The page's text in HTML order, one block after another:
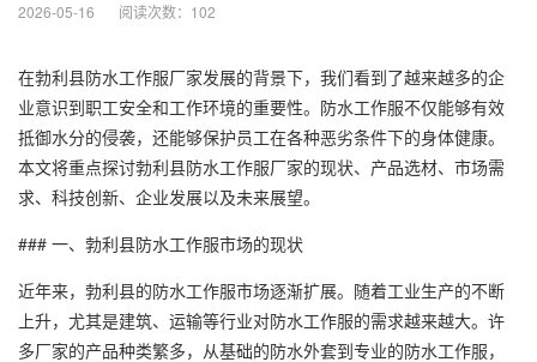
2026-05-16 阅读次数： 102
在勃利县防水工作服厂家发展的背景下，我们看到了越来越多的企
业意识到职工安全和工作环境的重要性。防水工作服不仅能够有效
抵御水分的侵袭，还能够保护员工在各种恶劣条件下的身体健康。
本文将重点探讨勃利县防水工作服厂家的现状、产品选材、市场需
求、科技创新、企业发展以及未来展望。
### 一、勃利县防水工作服市场的现状
近年来，勃利县的防水工作服市场逐渐扩展。随着工业生产的不断
上升，尤其是建筑、运输等行业对防水工作服的需求越来越大。许
多厂家的产品种类繁多，从基础的防水外套到专业的防水工作服，